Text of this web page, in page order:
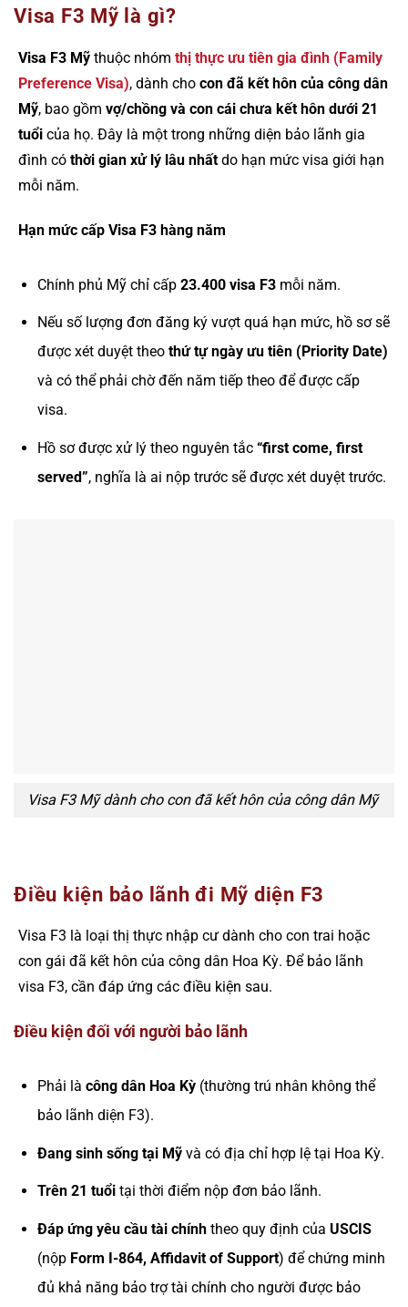
Visa F3 Mỹ là gì?
Visa F3 Mỹ thuộc nhóm thị thực ưu tiên gia đình (Family
Preference Visa), dành cho con đã kết hôn của công dân
Mỹ, bao gồm vợ/chồng và con cái chưa kết hôn dưới 21
tuổi của họ. Đây là một trong những diện bảo lãnh gia
đình có thời gian xử lý lâu nhất do hạn mức visa giới hạn
mỗi năm.
Hạn mức cấp Visa F3 hàng năm
Chính phủ Mỹ chỉ cấp 23.400 visa F3mỗi năm.
Nếu số lượng đơn đăng ký vượt quá hạn mức, hồ sơ sẽ
được xét duyệt theo thứ tự ngày ưu tiên (Priority Date)
và có thể phải chờ đến năm tiếp theo để được cấp
visa.
Hồ sơ được xử lý theo nguyên tắc “first come, first
served”, nghĩa là ai nộp trước sẽ được xét duyệt trước.
Visa F3 Mỹ dành cho con đã kết hôn của công dân Mỹ
Điều kiện bảo lãnh đi Mỹ diện F3
Visa F3 là loại thị thực nhập cư dành cho con trai hoặc
con gái đã kết hôn của công dân Hoa Kỳ. Để bảo lãnh
visa F3, cần đáp ứng các điều kiện sau.
Điều kiện đối với người bảo lãnh
Phải là công dân Hoa Kỳ(thường trú nhân không thể
bảo lãnh diện F3).
Đang sinh sống tại Mỹvà có địa chỉ hợp lệ tại Hoa Kỳ.
Trên 21 tuổitại thời điểm nộp đơn bảo lãnh.
Đáp ứng yêu cầu tài chínhtheo quy định của USCIS
(nộp Form I-864, Affidavit of Support) để chứng minh
đủ khả năng bảo trợ tài chính cho người được bảo